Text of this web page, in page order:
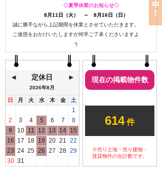
◇夏季休業のお知らせ◇
8月11日（火） ～ 8月16日（日）
誠に勝手ながら上記期間を休業とさせていただきます。
ご迷惑をおかけいたしますが何卒ご了承くださいますよ
う
お願い申し上げます。
ご予約なしのご来店も
大歓迎です
いつでも気軽にお立ち寄り
ください。
ご都合の良いタイミングでお越し
いただく際には、ご予約いただけ
定休日
2026年8月
日 月 火 水 木 金 土
1
2
3 4 5 6 7
8
9
10 11 12 13 14 15
16 17 18 19 20 21
22
23 24 25 26 27 28 29
30 31
現在の掲載物件数
614件
※売り土地・売り建物・
賃貸物件の合計数です。